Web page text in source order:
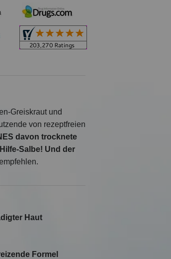
Greiskraut und
von rezeptfreien
davon trocknete
Salbe! Und der
Haut
Formel